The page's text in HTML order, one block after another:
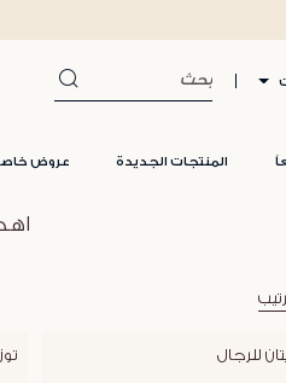
المنتجات الجديدة عروض
للرجال